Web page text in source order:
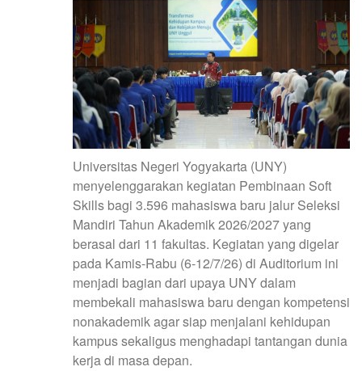
Universitas Negeri Yogyakarta (UNY)
menyelenggarakan kegiatan Pembinaan Soft
Skills bagi 3.596 mahasiswa baru jalur Seleksi
Mandiri Tahun Akademik 2026/2027 yang
berasal dari 11 fakultas. Kegiatan yang digelar
pada Kamis-Rabu (6-12/7/26) di Auditorium ini
menjadi bagian dari upaya UNY dalam
membekali mahasiswa baru dengan kompetensi
nonakademik agar siap menjalani kehidupan
kampus sekaligus menghadapi tantangan dunia
kerja di masa depan.